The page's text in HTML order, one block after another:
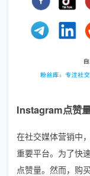
Instagram点赞
在社交媒体营销中
重要平台。为了快
点赞量。然而，购